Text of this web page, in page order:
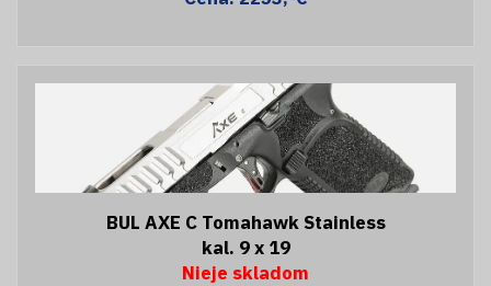
BUL AXE C Tomahawk Stainless
kal. 9 x 19
Nieje skladom